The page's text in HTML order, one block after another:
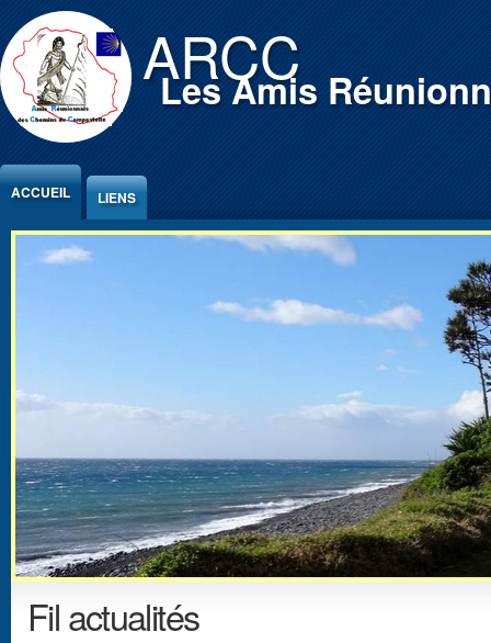
Jump to Content ARCC
Les Amis
ACCUEIL LIENS
Fil actualités